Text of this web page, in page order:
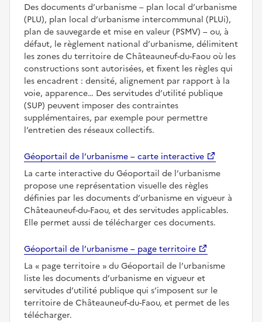
Des documents d’urbanisme – plan local d’urbanisme
(PLU), plan local d’urbanisme intercommunal (PLUi),
plan de sauvegarde et mise en valeur (PSMV) – ou, à
défaut, le règlement national d’urbanisme, délimitent
les zones du territoire de Châteauneuf-du-Faou où les
constructions sont autorisées, et fixent les règles qui
les encadrent : densité, alignement par rapport à la
voie, apparence… Des servitudes d’utilité publique
(SUP) peuvent imposer des contraintes
supplémentaires, par exemple pour permettre
l’entretien des réseaux collectifs.
Géoportail de l’urbanisme – carte interactive
La carte interactive du Géoportail de l’urbanisme
propose une représentation visuelle des règles
définies par les documents d’urbanisme en vigueur à
Châteauneuf-du-Faou, et des servitudes applicables.
Elle permet aussi de télécharger ces documents.
Géoportail de l’urbanisme – page territoire
La
page territoire
du Géoportail de l’urbanisme
liste les documents d’urbanisme en vigueur et
servitudes d’utilité publique qui s’imposent sur le
territoire de Châteauneuf-du-Faou, et permet de les
télécharger.